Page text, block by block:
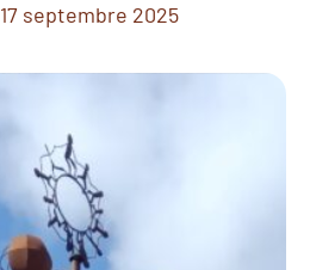
17 septembre 2025